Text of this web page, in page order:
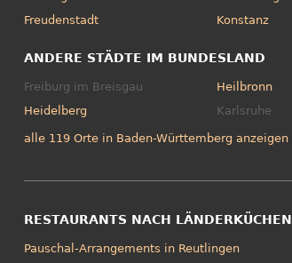
Freudenstadt
Konstanz
ANDERE STÄDTE IM BUNDESLAND
Freiburg im Breisgau
Heidelberg
Heilbronn
Karlsruhe
alle 119 Orte in Baden-Württemberg anzeigen
RESTAURANTS NACH LÄNDERKÜCHEN
Pauschal-Arrangements in Reutlingen